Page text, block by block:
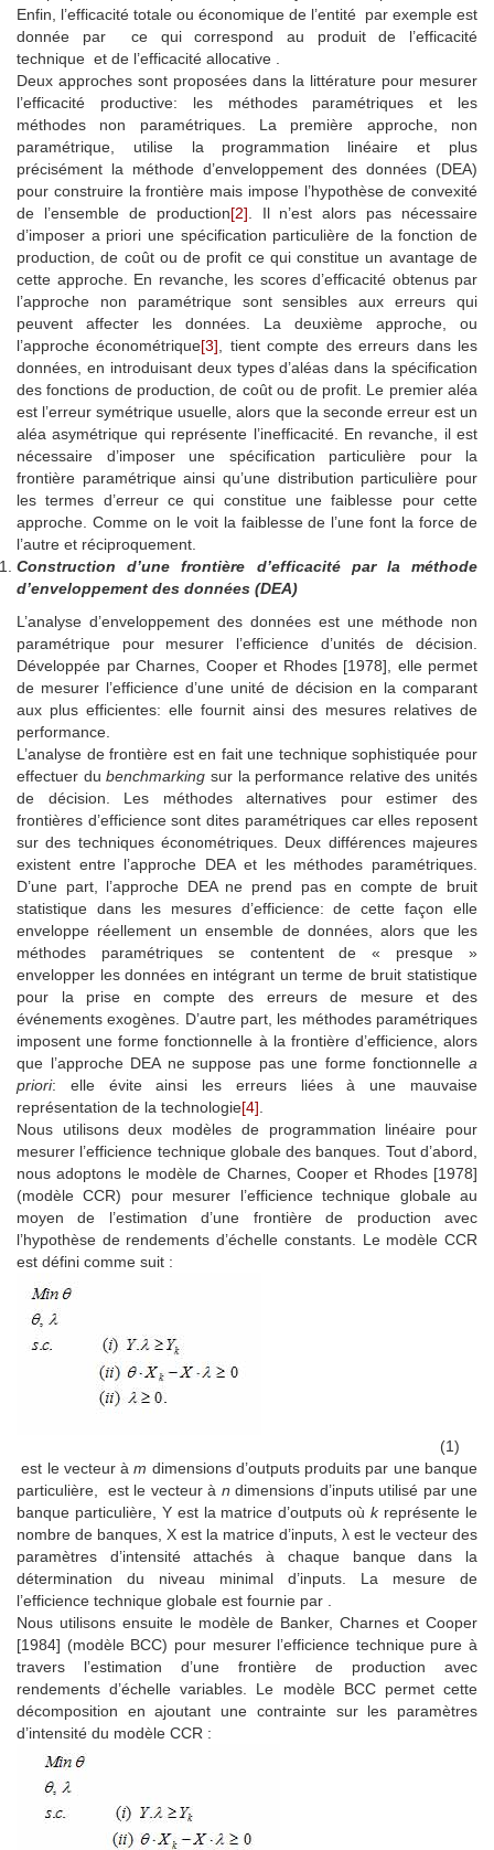
Enfin, l’efficacité totale ou économique de l’entité par exemple est
donnée par ce qui correspond au produit de l’efficacité
technique et de l’efficacité allocative .
Deux approches sont proposées dans la littérature pour mesurer
l’efficacité productive: les méthodes paramétriques et les
méthodes non paramétriques. La première approche, non
paramétrique, utilise la programmation linéaire et plus
précisément la méthode d’enveloppement des données (DEA)
pour construire la frontière mais impose l’hypothèse de convexité
de l’ensemble de production[2] . Il n’est alors pas nécessaire
d’imposer a priori une spécification particulière de la fonction de
production, de coût ou de profit ce qui constitue un avantage de
cette approche. En revanche, les scores d’efficacité obtenus par
l’approche non paramétrique sont sensibles aux erreurs qui
peuvent affecter les données. La deuxième approche, ou
l’approche économétrique[3] , tient compte des erreurs dans les
données, en introduisant deux types d’aléas dans la spécification
des fonctions de production, de coût ou de profit. Le premier aléa
est l’erreur symétrique usuelle, alors que la seconde erreur est un
aléa asymétrique qui représente l’inefficacité. En revanche, il est
nécessaire d’imposer une spécification particulière pour la
frontière paramétrique ainsi qu’une distribution particulière pour
les termes d’erreur ce qui constitue une faiblesse pour cette
approche. Comme on le voit la faiblesse de l’une font la force de
l’autre et réciproquement.
Construction d’une frontière d’efficacité par la méthode
d’enveloppement des données (DEA)
L’analyse d’enveloppement des données est une méthode non
paramétrique pour mesurer l’efficience d’unités de décision.
Développée par Charnes, Cooper et Rhodes [1978], elle permet
de mesurer l’efficience d’une unité de décision en la comparant
aux plus efficientes: elle fournit ainsi des mesures relatives de
performance.
L’analyse de frontière est en fait une technique sophistiquée pour
effectuer dubenchmarking sur la performance relative des unités
de décision. Les méthodes alternatives pour estimer des
frontières d’efficience sont dites paramétriques car elles reposent
sur des techniques économétriques. Deux différences majeures
existent entre l’approche DEA et les méthodes paramétriques.
D’une part, l’approche DEA ne prend pas en compte de bruit
statistique dans les mesures d’efficience: de cette façon elle
enveloppe réellement un ensemble de données, alors que les
méthodes paramétriques se contentent de « presque »
envelopper les données en intégrant un terme de bruit statistique
pour la prise en compte des erreurs de mesure et des
événements exogènes. D’autre part, les méthodes paramétriques
imposent une forme fonctionnelle à la frontière d’efficience, alors
que l’approche DEA ne suppose pas une forme fonctionnelle a
priori: elle évite ainsi les erreurs liées à une mauvaise
représentation de la technologie[4]
Nous utilisons deux modèles de programmation linéaire pour
mesurer l’efficience technique globale des banques. Tout d’abord,
nous adoptons le modèle de Charnes, Cooper et Rhodes [1978]
(modèle CCR) pour mesurer l’efficience technique globale au
moyen de l’estimation d’une frontière de production avec
l’hypothèse de rendements d’échelle constants. Le modèle CCR
est défini comme suit :
(1)
est le vecteur àm dimensions d’outputs produits par une banque
particulière, est le vecteur à ndimensions d’inputs utilisé par une
banque particulière, Y est la matrice d’outputs oùk représente le
nombre de banques, X est la matrice d’inputs, λ est le vecteur des
paramètres d’intensité attachés à chaque banque dans la
détermination du niveau minimal d’inputs. La mesure de
l’efficience technique globale est fournie par .
Nous utilisons ensuite le modèle de Banker, Charnes et Cooper
[1984] (modèle BCC) pour mesurer l’efficience technique pure à
travers l’estimation d’une frontière de production avec
rendements d’échelle variables. Le modèle BCC permet cette
décomposition en ajoutant une contrainte sur les paramètres
d’intensité du modèle CCR :